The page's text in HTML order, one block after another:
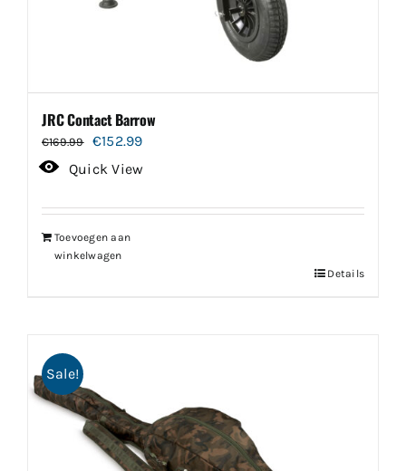
JRC Contact Barrow
€169.99
Oorspronkelijke
prijs
€169.99.
€152.99Huidige
prijs
€152.99.
Quick View
Toevoegen aan
winkelwagen
Details
Sale!